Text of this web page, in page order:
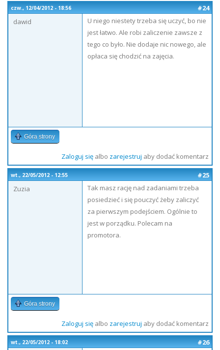
czw., 12/04/2012 - 18:56
#24
dawid
U niego niestety trzeba się uczyć, bo nie
jest łatwo. Ale robi zaliczenie zawsze z
tego co było. Nie dodaje nic nowego, ale
opłaca się chodzić na zajęcia.
Góra strony
Zaloguj sięalbo zarejestruj aby dodać komentarz
wt., 22/05/2012 - 12:55
#25
Zuzia
Tak masz rację nad zadaniami trzeba
posiedzieć i się pouczyć żeby zaliczyć
za pierwszym podejściem. Ogólnie to
jest w porządku. Polecam na
promotora.
Góra strony
Zaloguj sięalbo zarejestruj aby dodać komentarz
wt., 22/05/2012 - 18:02
#26